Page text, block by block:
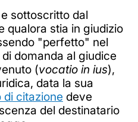
sottoscritto dal
qualora stia in giudizio
"perfetto" nel
domanda al giudice
(vocatio in ius),
data la sua
di citazione deve
del destinatario